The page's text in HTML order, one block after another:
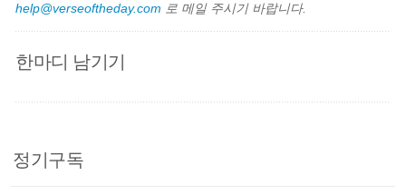
help@verseoftheday.com 로 메일 주시기 바랍니다.
한마디 남기기
정기구독